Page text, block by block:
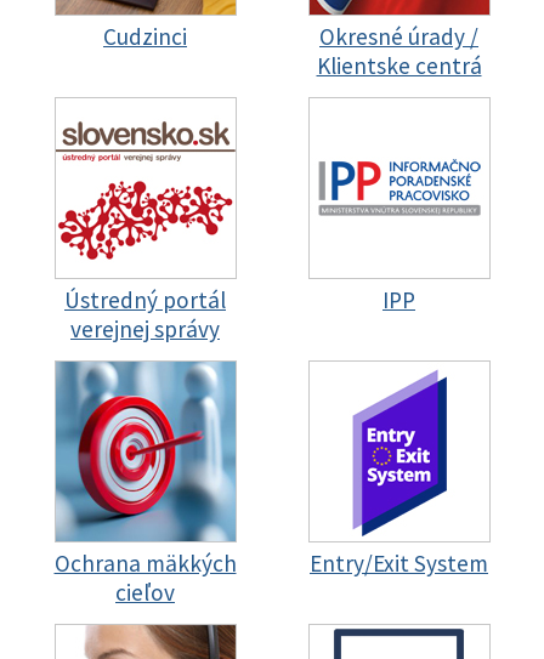
Cudzinci
Okresné úrady /
Klientske centrá
Ústredný portál
verejnej správy
IPP
Ochrana mäkkých
cieľov
Entry/Exit System